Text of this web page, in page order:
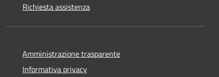
Richiesta assistenza
Amministrazione trasparente
Informativa privacy